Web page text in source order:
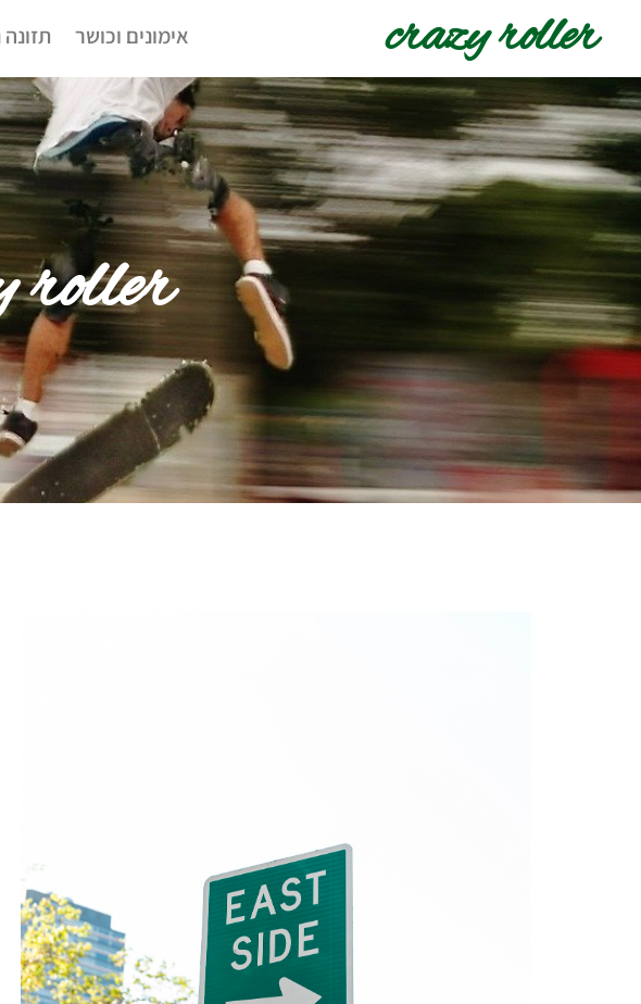
crazy roller אימונים וכושר תזונה
roller